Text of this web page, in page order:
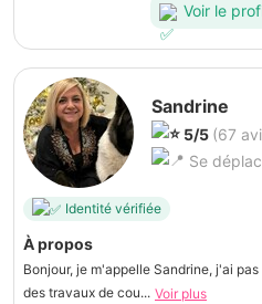
Voir le
Sandrine
5/5 (67
Se
Identité vérifiée
À propos
Bonjour, je m'appelle Sandrine, j'ai
des travaux de cou... Voir plus